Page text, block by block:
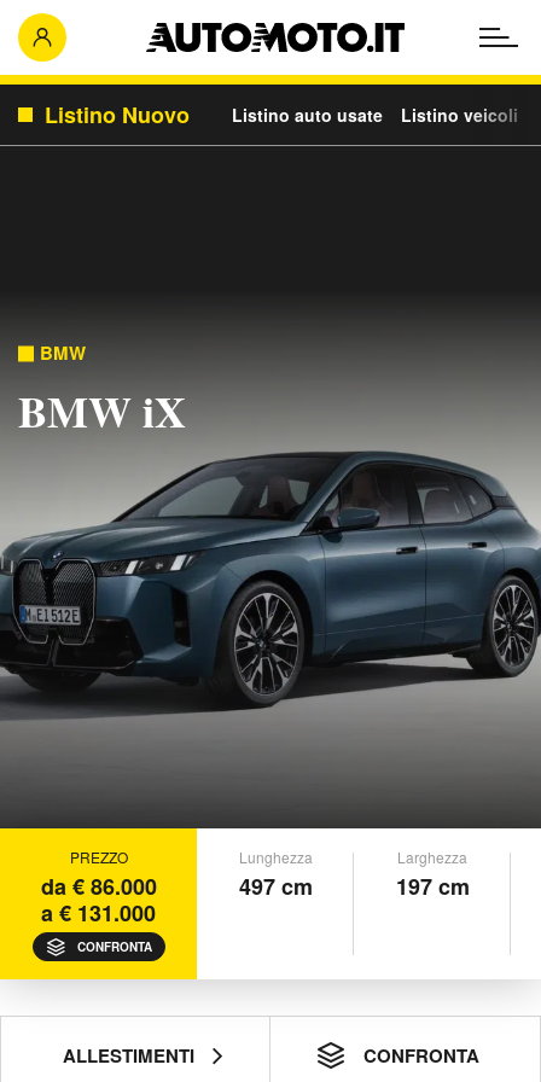
Listino Nuovo Listino auto usate Listino veicoli
BMW
BMW iX
PREZZO
da € 86.000
a € 131.000
CONFRONTA
Lunghezza
497 cm
Larghezza
197 cm
ALLESTIMENTI CONFRONTA